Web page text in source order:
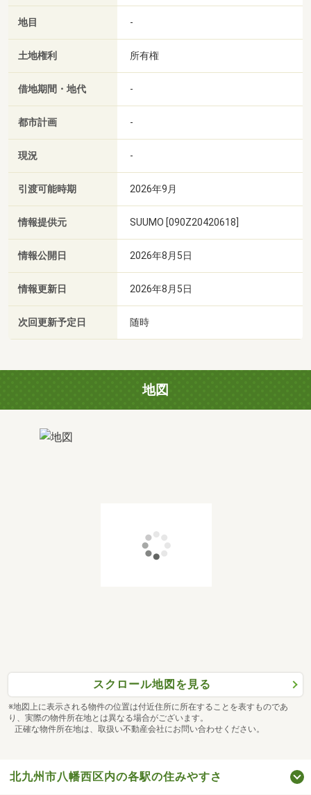
地目 -
土地権利 所有権
借地期間・地代 -
都市計画 -
現況 -
引渡可能時期 2026年9月
情報提供元 SUUMO [090Z20420618]
情報公開日 2026年8月5日
情報更新日 2026年8月5日
次回更新予定日 随時
地図
スクロール地図を見る
※地図上に表示される物件の位置は付近住所に所在することを表すものであ
り、実際の物件所在地とは異なる場合がございます。
正確な物件所在地は、取扱い不動産会社にお問い合わせください。
北九州市八幡西区内の各駅の住みやすさ